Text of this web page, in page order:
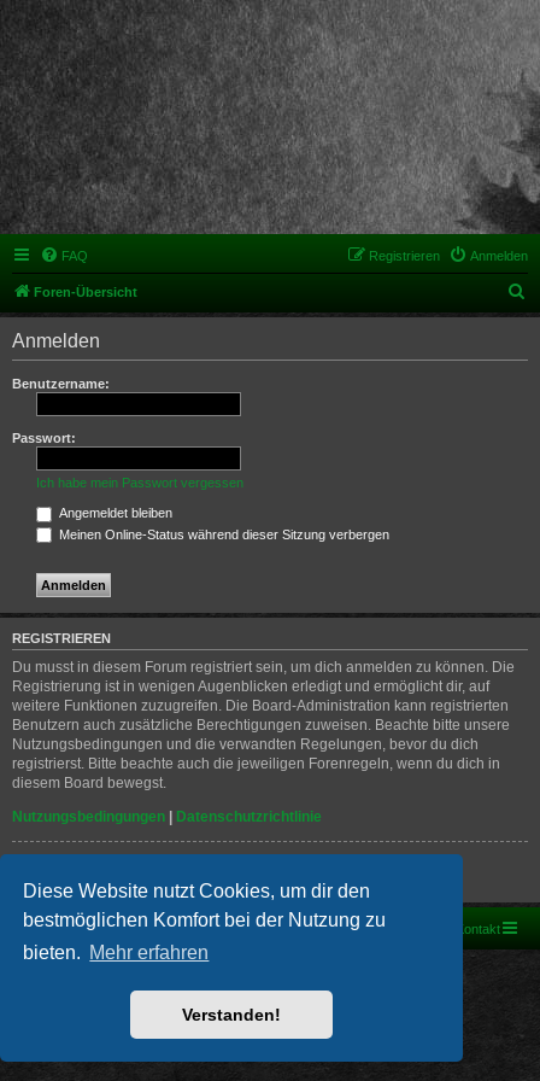
Diese Website nutzt Cookies, um dir den
bestmöglichen Komfort bei der Nutzung zu
bieten. Mehr erfahren
Verstanden!
FAQ Anmelden
Registrieren
Foren-Übersicht
u
Anmelden
Benutzername:
Passwort:
Ich habe mein Passwort vergessen
Angemeldet bleiben
Meinen Online-Status während dieser Sitzung verbergen
REGISTRIEREN
Du musst in diesem Forum registriert sein, um dich anmelden zu können. Die
Registrierung ist in wenigen Augenblicken erledigt und ermöglicht dir, auf
weitere Funktionen zuzugreifen. Die Board-Administration kann registrierten
Benutzern auch zusätzliche Berechtigungen zuweisen. Beachte bitte unsere
Nutzungsbedingungen und die verwandten Regelungen, bevor du dich
registrierst. Bitte beachte auch die jeweiligen Forenregeln, wenn du dich in
diesem Board bewegst.
Nutzungsbedingungen | Datenschutzrichtlinie
Foren-Übersicht Kontakt
Powered byphpBB
PRIVACY_LINK|